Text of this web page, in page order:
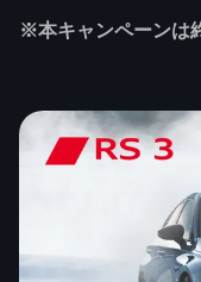
※本キャンペーンは